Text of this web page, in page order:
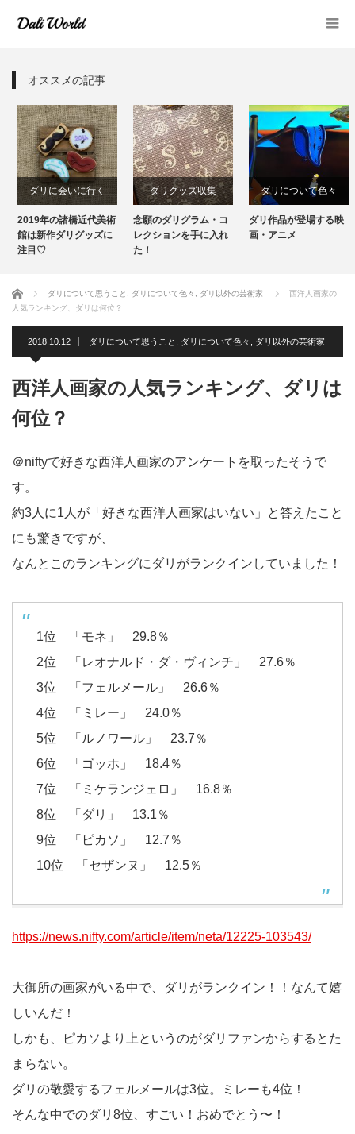
オススメの記事
ダリに会いに行く
ダリグッズ収集
2019年の諸橋近代美術
館は新作ダリグッズに
注目♡
ダリグッズ収集
念願のダリグラム・コ
レクションを手に入れ
た！
ダリについて色々
ダリの作品
ダリ作品が登場する映
画・アニメ
ホーム ダリについて思うこと ダリについて色々 ダリ以外の芸術家
西洋人画家の
人気ランキング、ダリは何位？
2018.10.12 ダリについて思うこと ダリについて色々 ダリ以外の芸術家
西洋人画家の人気ランキング、ダリは
何位？
＠niftyで好きな西洋人画家のアンケートを取ったそうで
す。
約3人に1人が「好きな西洋人画家はいない」と答えたこと
にも驚きですが、
なんとこのランキングにダリがランクインしていました！
1位 「モネ」 29.8％
2位 「レオナルド・ダ・ヴィンチ」 27.6％
3位 「フェルメール」 26.6％
4位 「ミレー」 24.0％
5位 「ルノワール」 23.7％
6位 「ゴッホ」 18.4％
7位 「ミケランジェロ」 16.8％
8位 「ダリ」 13.1％
9位 「ピカソ」 12.7％
10位 「セザンヌ」 12.5％
https://news.nifty.com/article/item/neta/12225-103543/
大御所の画家がいる中で、ダリがランクイン！！なんて嬉
しいんだ！
しかも、ピカソより上というのがダリファンからするとた
まらない。
ダリの敬愛するフェルメールは3位。ミレーも4位！
そんな中でのダリ8位、すごい！おめでとう〜！